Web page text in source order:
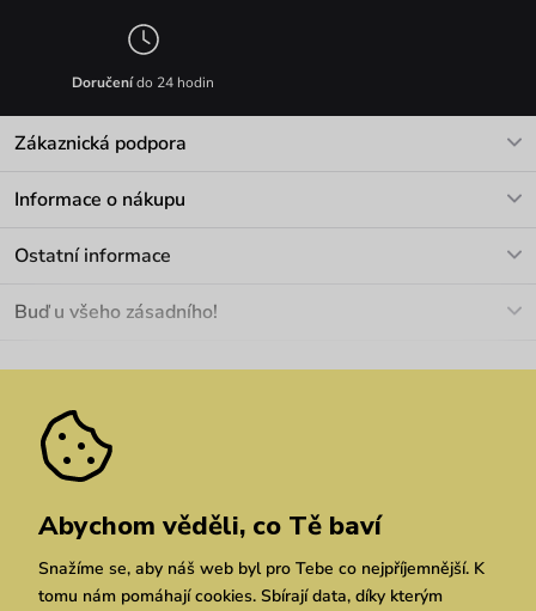
Doručenído 24 hodin
Zákaznická podpora
Informace o nákupu
Materiály a údržba
Pozáruční opravy
Ostatní informace
Velkoobchod
We Care
Dárkové poukazy
Vuchlook
Prodejny
Praha Brno Chrudim
Buď u všeho zásadního!
Zásady ochrany osobních údajů
Abychom věděli, co Tě baví
Snažíme se, aby náš web byl pro Tebe co nejpříjemnější. K
tomu nám pomáhají cookies. Sbírají data, díky kterým